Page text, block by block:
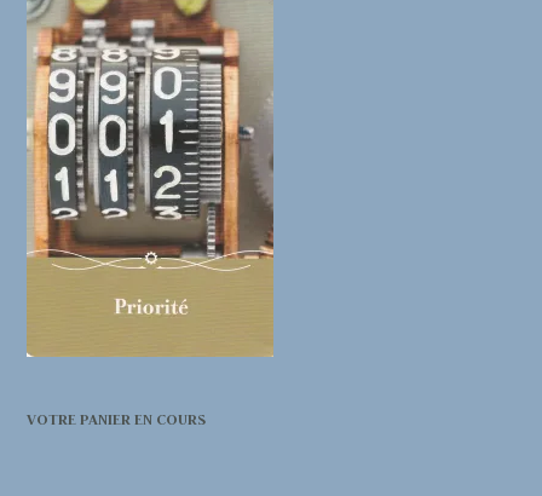
VOTRE PANIER EN COURS